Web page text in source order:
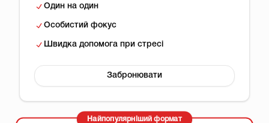
Один на один
Особистий фокус
Швидка допомога при стресі
Забронювати
Найпопулярніший формат